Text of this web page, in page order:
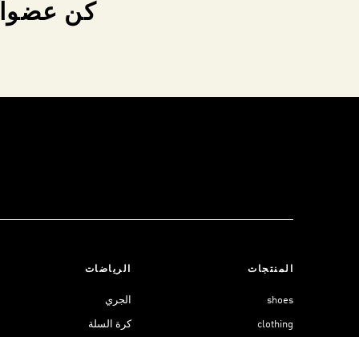
كن عضواً
المنتجات
shoes
clothing
الرياضات
الجري
كرة السلة